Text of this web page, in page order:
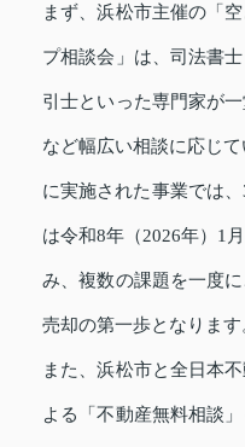
まず、浜松市主催の「
プ相談会」は、司法書
引士といった専門家が
など幅広い相談に応じ
に実施された事業では
は令和8年（2026年）1
み、複数の課題を一度
売却の第一歩となります
また、浜松市と全日本
よる「不動産無料相談